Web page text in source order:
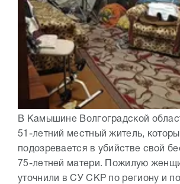
В Камышине Волгоградской
51-летний местный житель,
подозревается в убийстве свой
75-летней матери. Пожилую
уточнили в СУ СКР по региону и